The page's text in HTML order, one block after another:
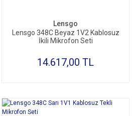
Lensgo
Lensgo 348C Beyaz 1V2 Kablosuz
İkili Mikrofon Seti
14.617,00 TL